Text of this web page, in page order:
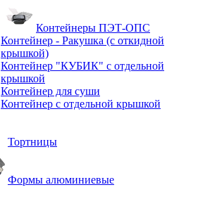
Контейнеры ПЭТ-ОПС
Контейнер - Ракушка (с откидной
крышкой)
Контейнер "КУБИК" с отдельной
крышкой
Контейнер для суши
Контейнер с отдельной крышкой
Тортницы
Формы алюминиевые